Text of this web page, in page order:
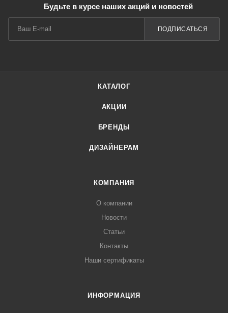
Будьте в курсе наших акций и новостей
ПОДПИСАТЬСЯ
КАТАЛОГ
АКЦИИ
БРЕНДЫ
ДИЗАЙНЕРАМ
КОМПАНИЯ
О компании
Новости
Статьи
Контакты
Наши сертификаты
ИНФОРМАЦИЯ